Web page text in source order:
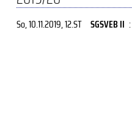
So, 10.11.2019, 12.ST SGSVEB II :